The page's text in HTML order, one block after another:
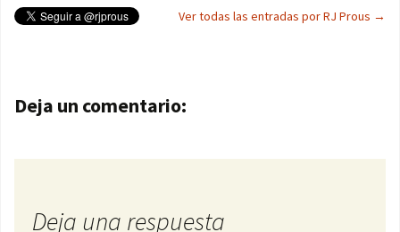
Ver todas las entradas por RJ Prous →
Navegación de entradas
Deja un comentario:
Deja una respuesta